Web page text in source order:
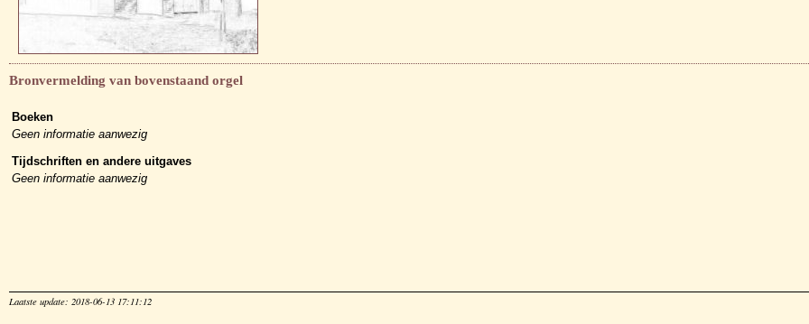
Bronvermelding van bovenstaand orgel
Boeken
Geen informatie aanwezig
Tijdschriften en andere uitgaves
Geen informatie aanwezig
Laatste update: 2018-06-13 17:11:12